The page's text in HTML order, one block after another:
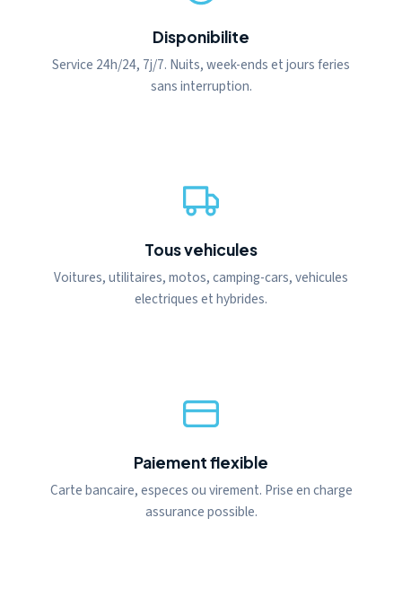
Disponibilite
Service 24h/24, 7j/7. Nuits, week-ends et jours feries
sans interruption.
Tous vehicules
Voitures, utilitaires, motos, camping-cars, vehicules
electriques et hybrides.
Paiement flexible
Carte bancaire, especes ou virement. Prise en charge
assurance possible.